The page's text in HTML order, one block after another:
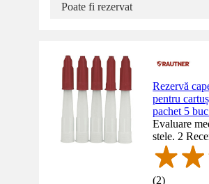
Poate fi rezervat
Rezervă
pentru
pachet 5
Evaluare
stele. 2
(2)